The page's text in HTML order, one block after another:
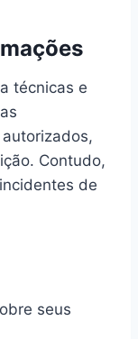
técnicas e
Contudo,
de
seus